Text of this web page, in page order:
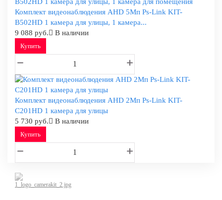
Комплект видеонаблюдения AHD 5Мп Ps-Link KIT-
B502HD 1 камера для улицы, 1 камера...
9 088 руб.
В наличии
Купить
Комплект видеонаблюдения AHD 2Мп Ps-Link KIT-
C201HD 1 камера для улицы
5 730 руб.
В наличии
Купить